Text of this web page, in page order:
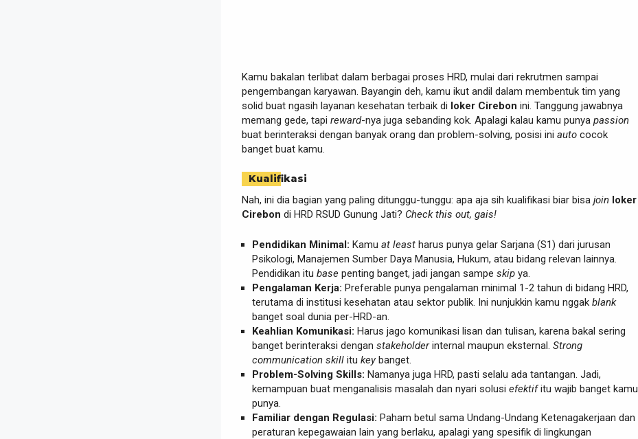
Kamu bakalan terlibat dalam berbagai proses HRD, mulai dari rekrutmen sampai
pengembangan karyawan. Bayangin deh, kamu ikut andil dalam membentuk tim yang
solid buat ngasih layanan kesehatan terbaik di loker Cirebon ini. Tanggung jawabnya
memang gede, tapi reward-nya juga sebanding kok. Apalagi kalau kamu punya passion
buat berinteraksi dengan banyak orang dan problem-solving, posisi ini auto cocok
banget buat kamu.
Kualifikasi
Nah, ini dia bagian yang paling ditunggu-tunggu: apa aja sih kualifikasi biar bisa join loker
Cirebon di HRD RSUD Gunung Jati? Check this out, gais!
Pendidikan Minimal: Kamu at least harus punya gelar Sarjana (S1) dari jurusan
Psikologi, Manajemen Sumber Daya Manusia, Hukum, atau bidang relevan lainnya.
Pendidikan itu base penting banget, jadi jangan sampe skip ya.
Pengalaman Kerja: Preferable punya pengalaman minimal 1-2 tahun di bidang HRD,
terutama di institusi kesehatan atau sektor publik. Ini nunjukkin kamu nggak blank
banget soal dunia per-HRD-an.
Keahlian Komunikasi: Harus jago komunikasi lisan dan tulisan, karena bakal sering
banget berinteraksi dengan stakeholderinternal maupun eksternal. Strong
communication skill itu keybanget.
Problem-Solving Skills: Namanya juga HRD, pasti selalu ada tantangan. Jadi,
kemampuan buat menganalisis masalah dan nyari solusi efektifitu wajib banget kamu
punya.
Familiar dengan Regulasi: Paham betul sama Undang-Undang Ketenagakerjaan dan
peraturan kepegawaian lain yang berlaku, apalagi yang spesifik di lingkungan